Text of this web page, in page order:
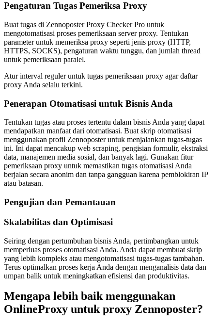
Pengaturan Tugas Pemeriksa Proxy
Buat tugas di Zennoposter Proxy Checker Pro untuk
mengotomatisasi proses pemeriksaan server proxy. Tentukan
parameter untuk memeriksa proxy seperti jenis proxy (HTTP,
HTTPS, SOCKS), pengaturan waktu tunggu, dan jumlah thread
untuk pemeriksaan paralel.
Atur interval reguler untuk tugas pemeriksaan proxy agar daftar
proxy Anda selalu terkini.
Penerapan Otomatisasi untuk Bisnis Anda
Tentukan tugas atau proses tertentu dalam bisnis Anda yang dapat
mendapatkan manfaat dari otomatisasi. Buat skrip otomatisasi
menggunakan profil Zennoposter untuk menjalankan tugas-tugas
ini. Ini dapat mencakup web scraping, pengisian formulir, ekstraksi
data, manajemen media sosial, dan banyak lagi. Gunakan fitur
pemeriksaan proxy untuk memastikan tugas otomatisasi Anda
berjalan secara anonim dan tanpa gangguan karena pemblokiran IP
atau batasan.
Pengujian dan Pemantauan
Skalabilitas dan Optimisasi
Seiring dengan pertumbuhan bisnis Anda, pertimbangkan untuk
memperluas proses otomatisasi Anda. Anda dapat membuat skrip
yang lebih kompleks atau mengotomatisasi tugas-tugas tambahan.
Terus optimalkan proses kerja Anda dengan menganalisis data dan
umpan balik untuk meningkatkan efisiensi dan produktivitas.
Mengapa lebih baik menggunakan
OnlineProxy untuk proxy Zennoposter?